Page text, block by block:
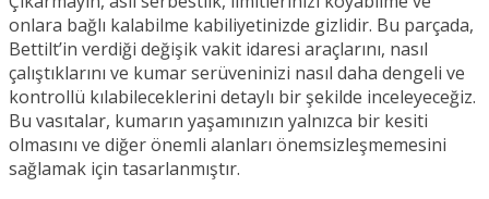
onlara bağlı kalabilme kabiliyetinizde gizlidir. Bu parçada,
Bettilt’in verdiği değişik vakit idaresi araçlarını, nasıl
çalıştıklarını ve kumar serüveninizi nasıl daha dengeli ve
kontrollü kılabileceklerini detaylı bir şekilde inceleyeceğiz.
Bu vasıtalar, kumarın yaşamınızın yalnızca bir kesiti
olmasını ve diğer önemli alanları önemsizleşmemesini
sağlamak için tasarlanmıştır.